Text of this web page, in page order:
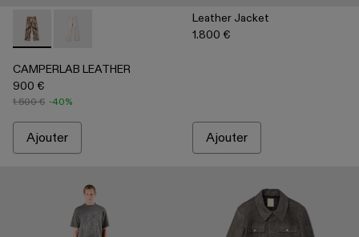
CAMPERLAB LEATHER - AU00041-002 - Pantalon en cuir
CAMPERLAB LEATHER - AU00041-001 - Pantalon
CAMPERLAB LEATHER
900 €
1.500 € -40%
Ajouter
Leather Jacket
1.800 €
Ajouter